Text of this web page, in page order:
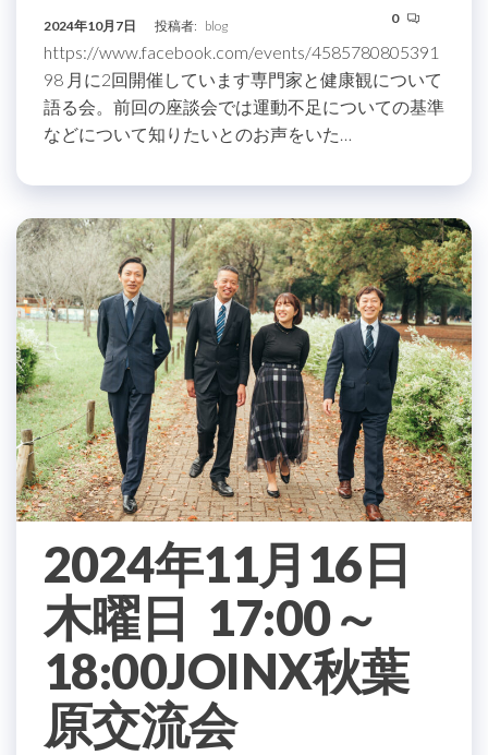
2024年10月7日 投稿者: blog 0
https://www.facebook.com/events/4585780805391
98 月に2回開催しています専門家と健康観について
語る会。前回の座談会では運動不足についての基準
などについて知りたいとのお声をいた…
2024年11月16日
木曜日 17:00～
18:00JOINX秋葉
原交流会